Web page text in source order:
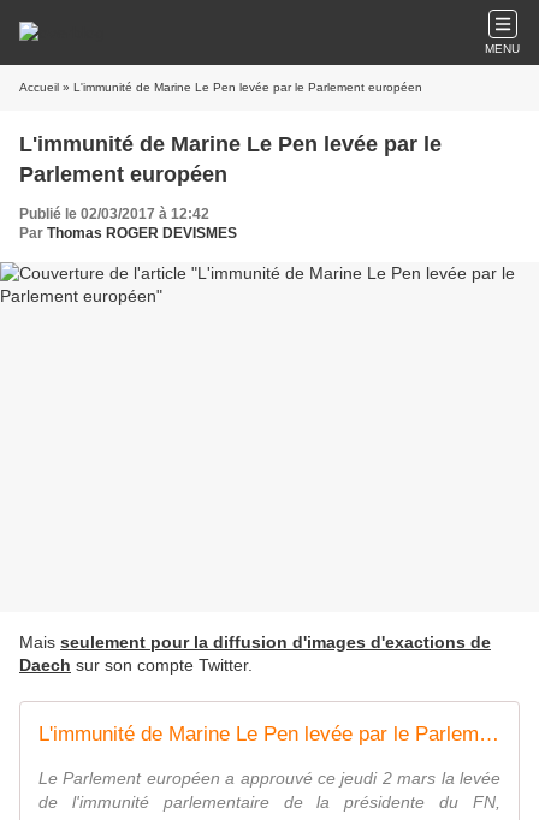
MENU
Accueil » L'immunité de Marine Le Pen levée par le Parlement européen
L'immunité de Marine Le Pen levée par le
Parlement européen
Publié le 02/03/2017 à 12:42
Par Thomas ROGER DEVISMES
Mais seulement pour la diffusion d'images d'exactions de
Daech sur son compte Twitter.
L'immunité de Marine Le Pen levée par le Parlement européen
Le Parlement européen a approuvé ce jeudi 2 mars la levée
de l'immunité parlementaire de la présidente du FN,